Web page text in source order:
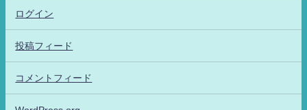
ログイン
投稿フィード
コメントフィード